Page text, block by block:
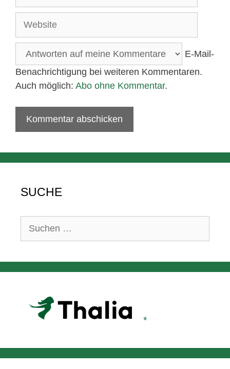
Adresse
E-Mail-
Benachrichtigung bei weiteren Kommentaren.
Auch möglich: Abo ohne Kommentar.
SUCHE
Suchen